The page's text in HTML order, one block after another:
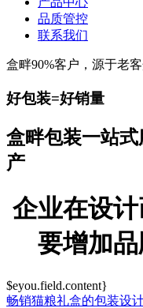
品质管控
联系我们
盒畔90%客户，源于老
好包装=好销量
盒畔包装一站
产
企业在设
要增加
$eyou.field.content}
畅销猫粮礼盒的包装设